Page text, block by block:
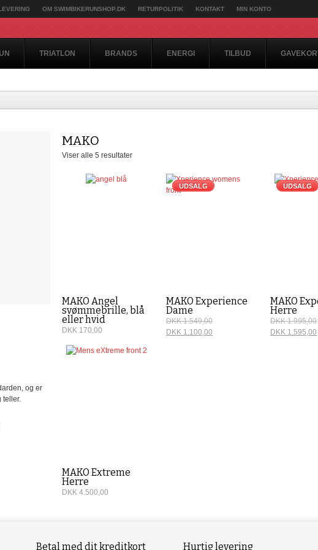
OM SWIMBIKERUNSHOP.DK RETURPOLITIK KONTAKT MIN KONTO
TRIATLON BRANDS ENERGI TILBUD
MAKO
Viser alle 5 resultater
MAKO Angel
svømmebrille, blå
eller hvid
DKK 170,00
UDSALG
MAKO Experience
Dame
DKK 1.549,00
DKK 1.100,00
UDSALG
MAKO
Herre
DKK 1.995,00
DKK 1.595,00
MAKO Extreme
Herre
DKK 4.500,00
og er
teller.
Betal med dit kreditkort Hurtig levering